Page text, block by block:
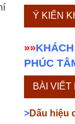
Ý KIẾN
»»
PHÚC
BÀI
>Dấu hiệu